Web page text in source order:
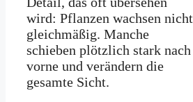
wird: Pflanzen wachsen nicht
gleichmäßig. Manche
schieben plötzlich stark nach
vorne und verändern die
gesamte Sicht.